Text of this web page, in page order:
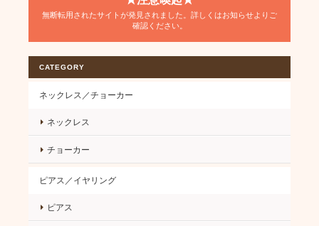
無断転用されたサイトが発見されました。詳しくはお知らせよりご
確認ください。
CATEGORY
ネックレス／チョーカー
ネックレス
チョーカー
ピアス／イヤリング
ピアス